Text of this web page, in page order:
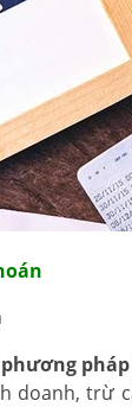
phương
doanh, trừ